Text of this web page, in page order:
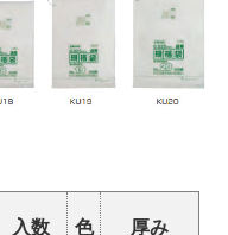
入数 色 厚み